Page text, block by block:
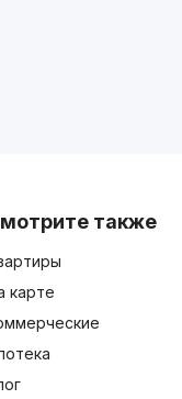
также
карте